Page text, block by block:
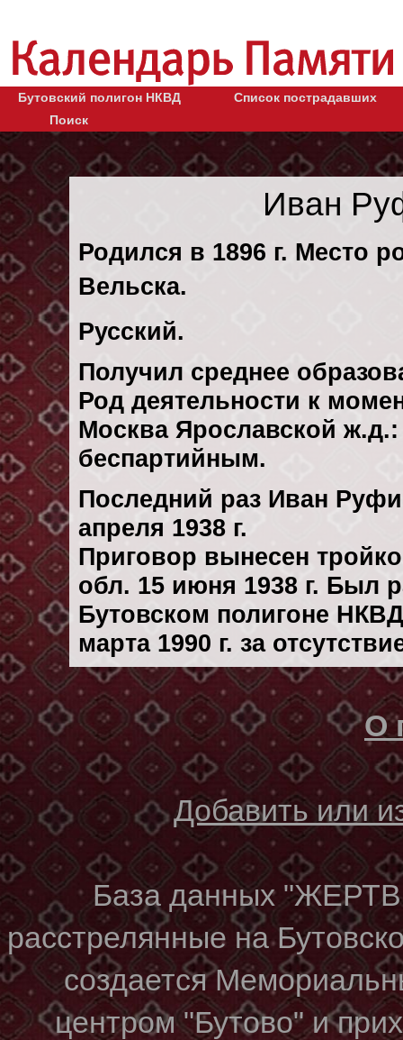
Бутовский полигон НКВД
Список пострадавших
Поиск
Иван
Родился в 1896 г. Место
Вельска.
Русский.
Получил среднее
Род деятельности к
Москва Ярославской
беспартийным.
Последний раз Иван
апреля 1938 г.
Приговор вынесен
обл. 15 июня 1938 г. Был
Бутовском полигоне
марта 1990 г. за
О
Добавить или
База данных
расстрелянные на
создается
центром "Бутово" и